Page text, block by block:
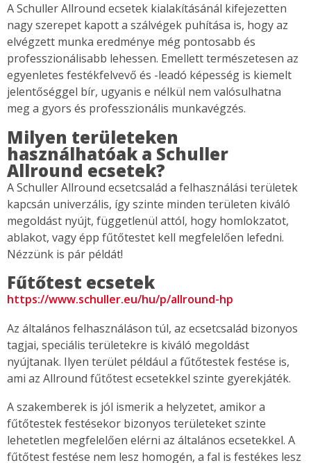
A Schuller Allround ecsetek kialakításánál kifejezetten
nagy szerepet kapott a szálvégek puhítása is, hogy az
elvégzett munka eredménye még pontosabb és
professzionálisabb lehessen. Emellett természetesen az
egyenletes festékfelvevő és -leadó képesség is kiemelt
jelentőséggel bír, ugyanis e nélkül nem valósulhatna
meg a gyors és professzionális munkavégzés.
Milyen területeken
használhatóak a Schuller
Allround ecsetek?
A Schuller Allround ecsetcsalád a felhasználási területek
kapcsán univerzális, így szinte minden területen kiváló
megoldást nyújt, függetlenül attól, hogy homlokzatot,
ablakot, vagy épp fűtőtestet kell megfelelően lefedni.
Nézzünk is pár példát!
Fűtőtest ecsetek
https://www.schuller.eu/hu/p/allround-hp
Az általános felhasználáson túl, az ecsetcsalád bizonyos
tagjai, speciális területekre is kiváló megoldást
nyújtanak. Ilyen terület például a fűtőtestek festése is,
ami az Allround fűtőtest ecsetekkel szinte gyerekjáték.
A szakemberek is jól ismerik a helyzetet, amikor a
fűtőtestek festésekor bizonyos területeket szinte
lehetetlen megfelelően elérni az általános ecsetekkel. A
fűtőtest festése nem lesz homogén, a fal is festékes lesz